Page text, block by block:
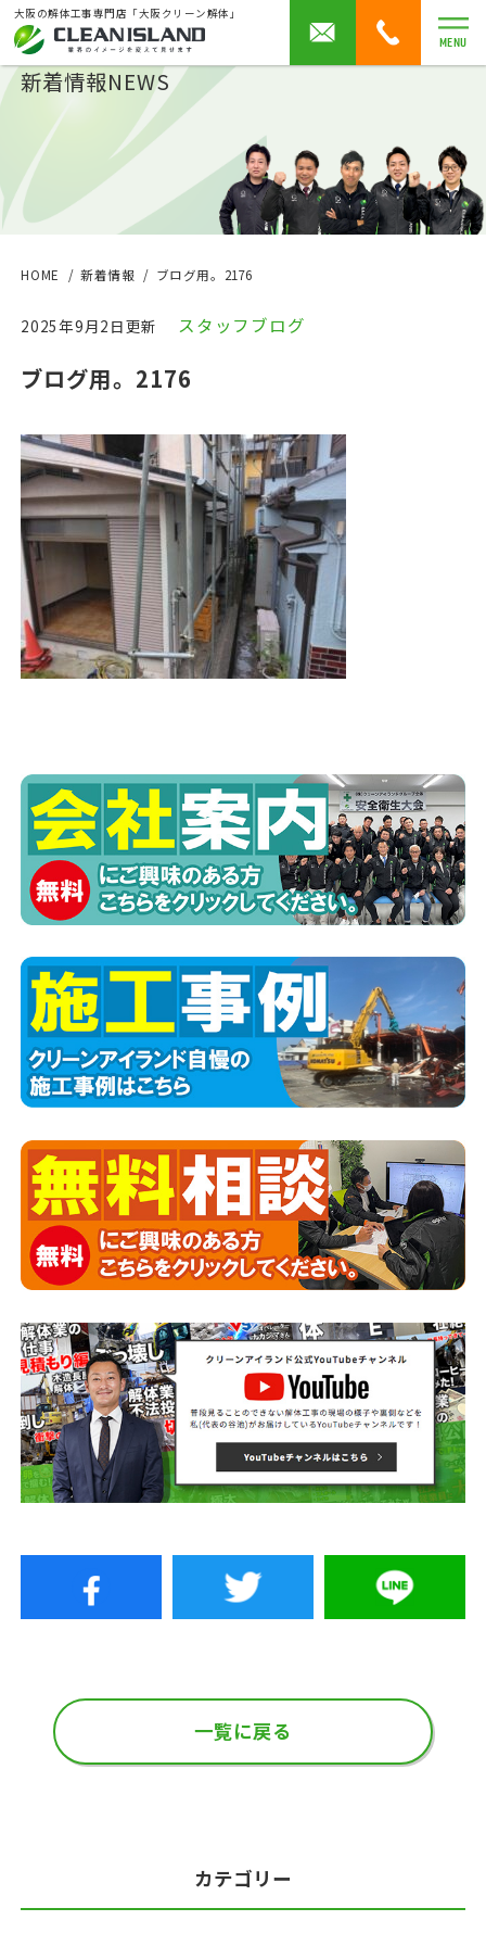
大阪の解体工事専門店「大阪クリーン解体」
MENU
新着情報NEWS
HOME 新着情報 ブログ用。2176
2025年9月2日更新 スタッフブログ
ブログ用。2176
一覧に戻る
カテゴリー